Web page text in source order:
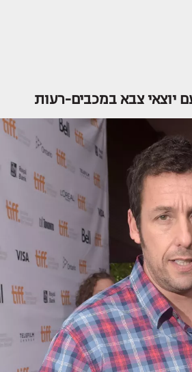
יוצאי צבא במכבים-רעות